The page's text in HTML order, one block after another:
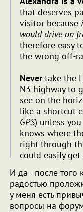
that deserves
visitor because
would drive on
therefore easy
the wrong off-
Nevertake the
N3 highway to
see on the
like a shortcut
GPS) unless
knows where
right through
could easily get
И да - после того
радостью
у меня есть
вопросы на